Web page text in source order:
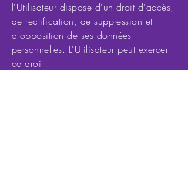
l'Utilisateur dispose d'un droit d'accès,
de rectification, de suppression et
d'opposition de ses données
personnelles. L'Utilisateur peut exercer
ce droit :